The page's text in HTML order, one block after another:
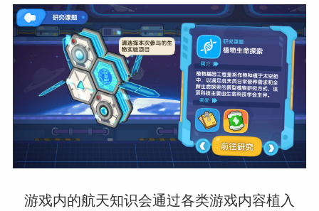
游戏内的航天知识会通过各类游戏内容植入